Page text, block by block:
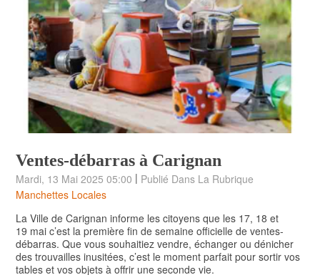
Ventes-débarras à Carignan
Mardi, 13 Mai 2025 05:00 | Publié Dans La Rubrique
Manchettes Locales
La Ville de Carignan informe les citoyens que les 17, 18 et
19 mai c’est la première fin de semaine officielle de ventes-
débarras. Que vous souhaitiez vendre, échanger ou dénicher
des trouvailles inusitées, c’est le moment parfait pour sortir vos
tables et vos objets à offrir une seconde vie.